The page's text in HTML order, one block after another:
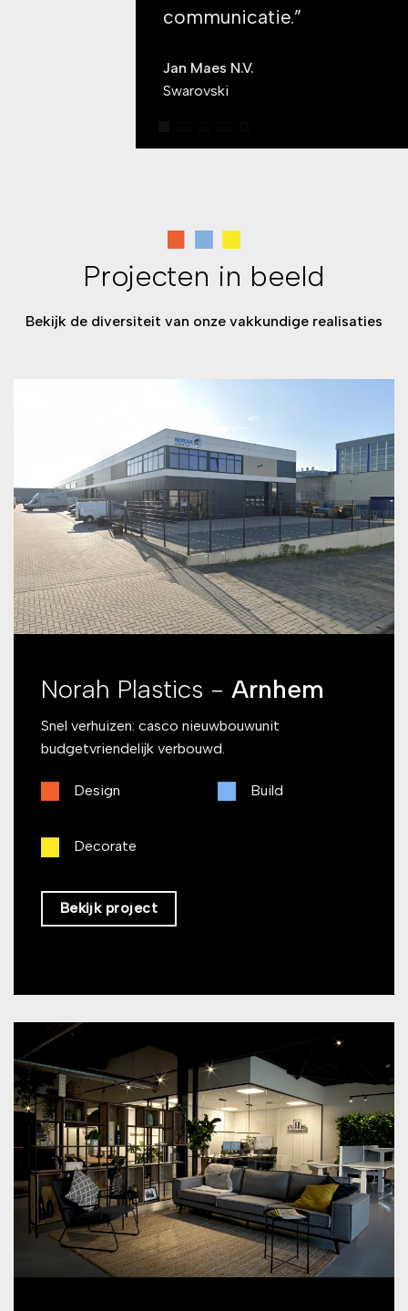
communicatie.”
Jan Maes N.V.
Swarovski
Projecten in beeld
Bekijk de diversiteit van onze vakkundige realisaties
Norah Plastics - Arnhem
Snel verhuizen: casco nieuwbouwunit
budgetvriendelijk verbouwd.
Design Build
Decorate
Bekijk project